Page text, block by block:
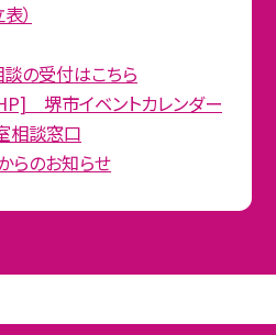
）
の受付はこちら
堺市イベントカレンダー
相談窓口
らのお知らせ